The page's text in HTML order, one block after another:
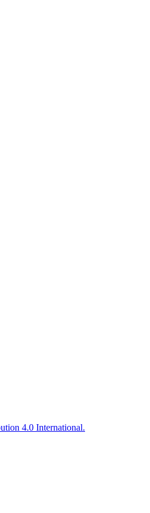
4.0 International.